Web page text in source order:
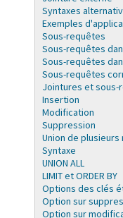
Syntaxes
Exemples
Sous-requêtes
Sous-requêtes
Sous-requêtes
Sous-requêtes
Jointures et sous-
Insertion
Modification
Suppression
Union de
Syntaxe
UNION ALL
LIMIT et ORDER BY
Options des clés
Option sur
Option sur